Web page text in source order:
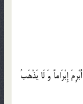
إِبْرَاماً وَ لَا يَذْهَبُ